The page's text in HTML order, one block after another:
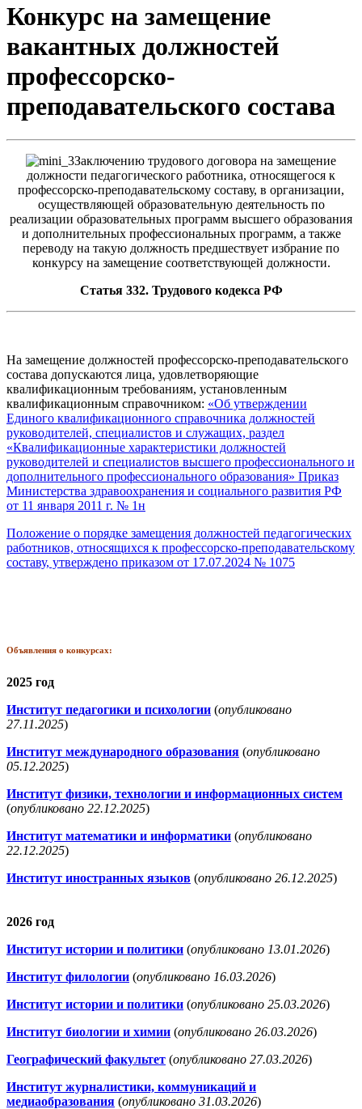
Конкурс на замещение
вакантных должностей
профессорско-
преподавательского состава
Заключению трудового договора на замещение
должности педагогического работника, относящегося к
профессорско-преподавательскому составу, в организации,
осуществляющей образовательную деятельность по
реализации образовательных программ высшего образования
и дополнительных профессиональных программ, а также
переводу на такую должность предшествует избрание по
конкурсу на замещение соответствующей должности.
Статья 332. Трудового кодекса РФ
На замещение должностей профессорско-преподавательского
состава допускаются лица, удовлетворяющие
квалификационным требованиям, установленным
квалификационным справочником: «Об утверждении
Единого квалификационного справочника должностей
руководителей, специалистов и служащих, раздел
«Квалификационные характеристики должностей
руководителей и специалистов высшего профессионального и
дополнительного профессионального образования» Приказ
Министерства здравоохранения и социального развития РФ
от 11 января 2011 г. № 1н
Положение о порядке замещения должностей педагогических
работников, относящихся к профессорско-преподавательскому
составу, утверждено приказом от 17.07.2024 № 1075
Объявления о конкурсах:
2025 год
Институт педагогики и психологии (опубликовано
27.11.2025)
Институт международного образования (опубликовано
05.12.2025)
Институт физики, технологии и информационных систем
(опубликовано 22.12.2025)
Институт математики и информатики (опубликовано
22.12.2025)
Институт иностранных языков (опубликовано 26.12.2025)
2026 год
Институт истории и политики (опубликовано 13.01.2026)
Институт филологии (опубликовано 16.03.2026)
Институт истории и политики (опубликовано 25.03.2026)
Институт биологии и химии (опубликовано 26.03.2026)
Географический факультет (опубликовано 27.03.2026)
Институт журналистики, коммуникаций и
медиаобразования (опубликовано 31.03.2026)